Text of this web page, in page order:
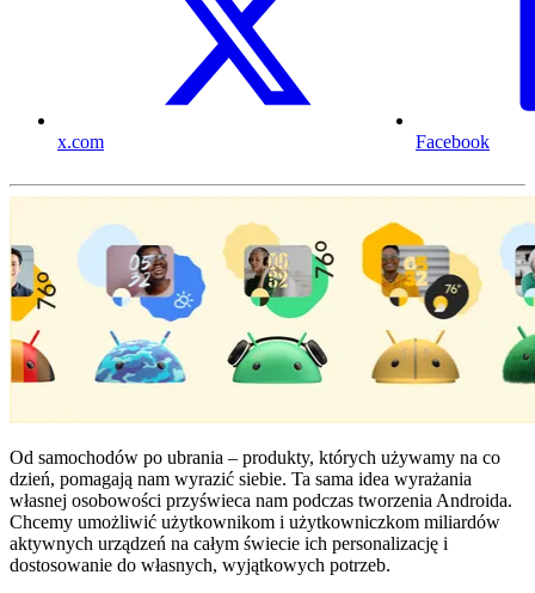
x.com Facebook
Od samochodów po ubrania – produkty, których używamy na co
dzień, pomagają nam wyrazić siebie. Ta sama idea wyrażania
własnej osobowości przyświeca nam podczas tworzenia Androida.
Chcemy umożliwić użytkownikom i użytkowniczkom miliardów
aktywnych urządzeń na całym świecie ich personalizację i
dostosowanie do własnych, wyjątkowych potrzeb.